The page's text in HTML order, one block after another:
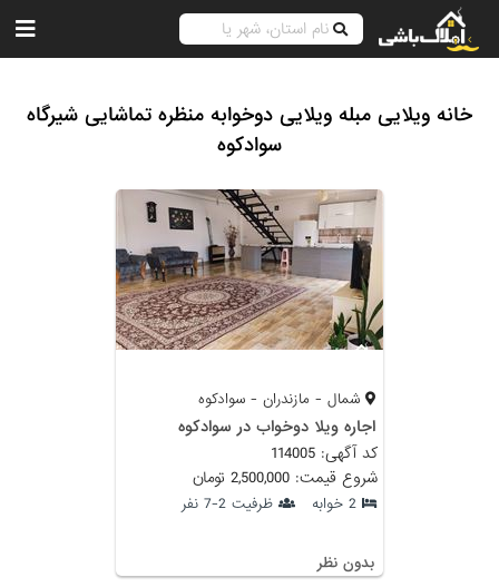
خانه ویلایی مبله ویلایی دوخوابه منظره تماشایی شیرگاه
سوادکوه
شمال - مازندران - سوادکوه
اجاره ویلا دوخواب در سوادکوه
کد آگهی: 114005
شروع قیمت: 2,500,000 تومان
2 خوابه ظرفیت 2-7 نفر
بدون نظر